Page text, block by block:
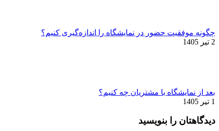
چگونه موفقیت حضور در نمایشگاه را اندازه‌گیری کنیم؟
2 تیر 1405
بعد از نمایشگاه با مشتریان چه کنیم؟
1 تیر 1405
دیدگاهتان را بنویسید